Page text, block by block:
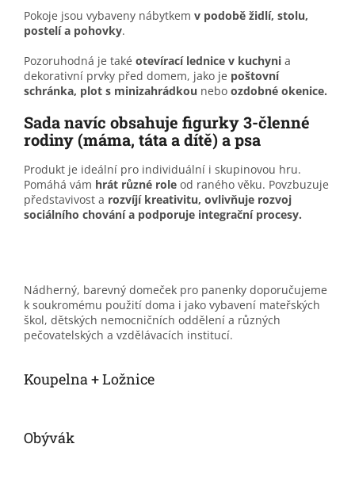
Pokoje jsou vybaveny nábytkem v podobě židlí, stolu,
postelí a pohovky.
Pozoruhodná je také otevírací lednice v kuchyni a
dekorativní prvky před domem, jako je poštovní
schránka, plot s minizahrádkou nebo ozdobné okenice.
Sada navíc obsahuje figurky 3-členné
rodiny (máma, táta a dítě) a psa
Produkt je ideální pro individuální i skupinovou hru.
Pomáhá vám hrát různé role od raného věku. Povzbuzuje
představivost a rozvíjí kreativitu, ovlivňuje rozvoj
sociálního chování a podporuje integrační procesy.
Nádherný, barevný domeček pro panenky doporučujeme
k soukromému použití doma i jako vybavení mateřských
škol, dětských nemocničních oddělení a různých
pečovatelských a vzdělávacích institucí.
Koupelna + Ložnice
Obývák